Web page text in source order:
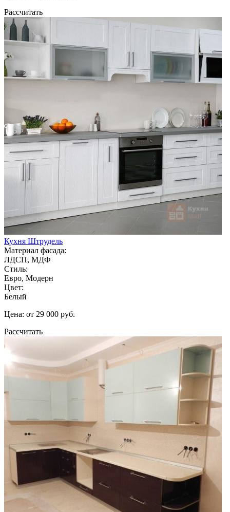
Рассчитать
Кухня Штрудель
Материал фасада:
ЛДСП, МДФ
Стиль:
Евро, Модерн
Цвет:
Белый
Цена: от 29 000 руб.
Рассчитать